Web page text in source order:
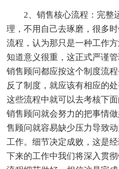
2、销售核心流程：完
理，不用自己去琢磨，很多
流程，认为那只是一种工作
知道意义很重，这正式严谨
销售顾问都应按这个制度流
反了制度，就应该有相应的
这些流程中就可以去考核下
销售顾问就会努力的把事情
售顾问就容易缺少压力导致
工作。细节决定成败，这是
下来的工作中我们将深入贯